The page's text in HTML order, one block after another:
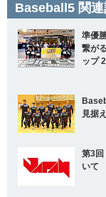
Baseball5 関
準優
繋が
ップ
見据
第3回
いて